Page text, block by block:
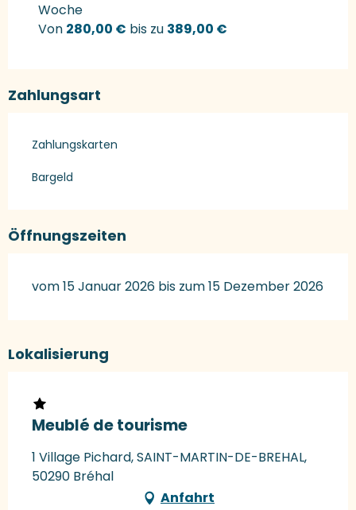
Woche
Von 280,00 € bis zu 389,00 €
Zahlungsart
Zahlungskarten
Bargeld
Öffnungszeiten
vom 15 Januar 2026 bis zum 15 Dezember 2026
Lokalisierung
Meublé de tourisme
1 Village Pichard, SAINT-MARTIN-DE-BREHAL,
50290 Bréhal
Anfahrt